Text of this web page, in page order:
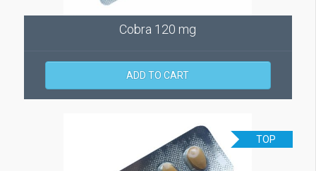
Cobra 120 mg
ADD TO CART
TOP